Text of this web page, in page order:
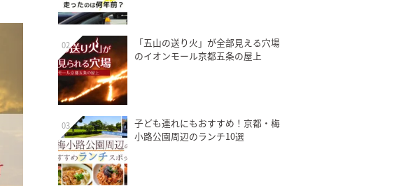
02
「五山の送り火」が全部見える穴場
のイオンモール京都五条の屋上
03
子ども連れにもおすすめ！京都・梅
小路公園周辺のランチ10選